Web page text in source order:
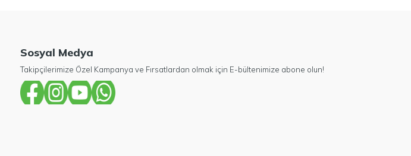
Sosyal Medya
Takipçilerimize Özel Kampanya ve Fırsatlardan olmak için E-bültenimize abone olun!